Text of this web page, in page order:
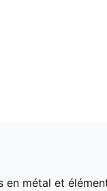
en métal et